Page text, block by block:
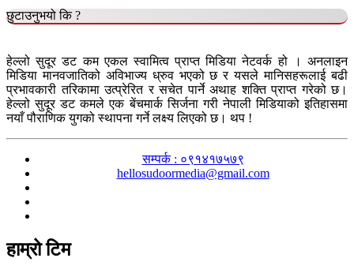
छुटाउनुभयो कि ?
हेल्लो सुदूर डट कम एकल स्वामित्व प्राप्त मिडिया नेटवर्क हो । अनलाइन
मिडिया मानवजातिको अविभाज्य ध्रुव भएको छ र यसले मानिसहरूलाई बढी
प्रभावकारी तरिकामा उत्प्रेरित र सचेत पार्ने अथाह शक्ति प्राप्त गरेको छ।
हेल्लो सुदूर डट कमले एक बेंचमार्क सिर्जना गरी नेपाली मिडियाको इतिहासमा
नयाँ पौराणिक युगको स्थापना गर्ने लक्ष्य लिएको छ। थप !
सम्पर्क : ०९१४१७५७९
hellosudoormedia@gmail.com
हाम्रो टिम